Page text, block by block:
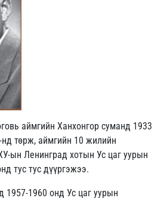
аймгийн Ханхонгор суманд 1933
төрж, аймгийн 10 жилийн
ын Ленинград хотын Ус цаг уурын
тус тус дүүргэжээ.
1957-1960 онд Ус цаг уурын